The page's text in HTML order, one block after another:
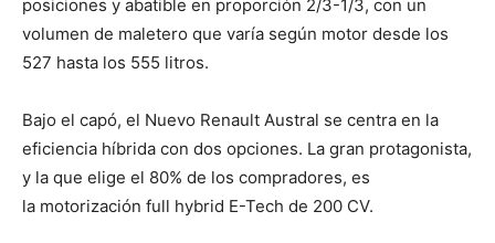
posiciones y abatible en proporción 2/3-1/3, con un
volumen de maletero que varía según motor desde los
527 hasta los 555 litros.
Bajo el capó, el Nuevo Renault Austral se centra en la
eficiencia híbrida con dos opciones. La gran protagonista,
y la que elige el 80% de los compradores, es
la motorización full hybrid E-Tech de 200 CV.